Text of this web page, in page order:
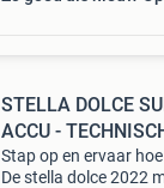
STELLA DOLCE
ACCU -
Stap op en ervaar
De stella dolce 2022